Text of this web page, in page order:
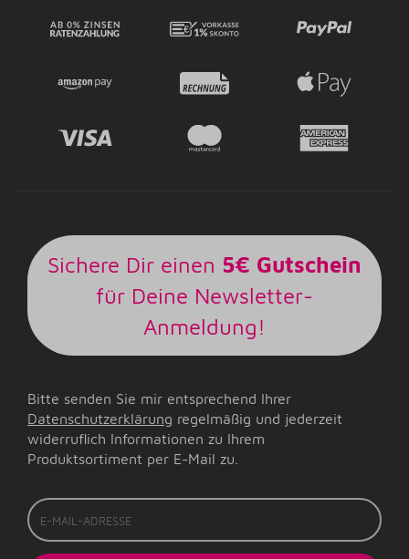
Sichere Dir einen 5€ Gutschein
für Deine Newsletter-
Anmeldung!
Bitte senden Sie mir entsprechend Ihrer
Datenschutzerklärung regelmäßig und jederzeit
widerruflich Informationen zu Ihrem
Produktsortiment per E-Mail zu.
E-
Mail-
Adresse